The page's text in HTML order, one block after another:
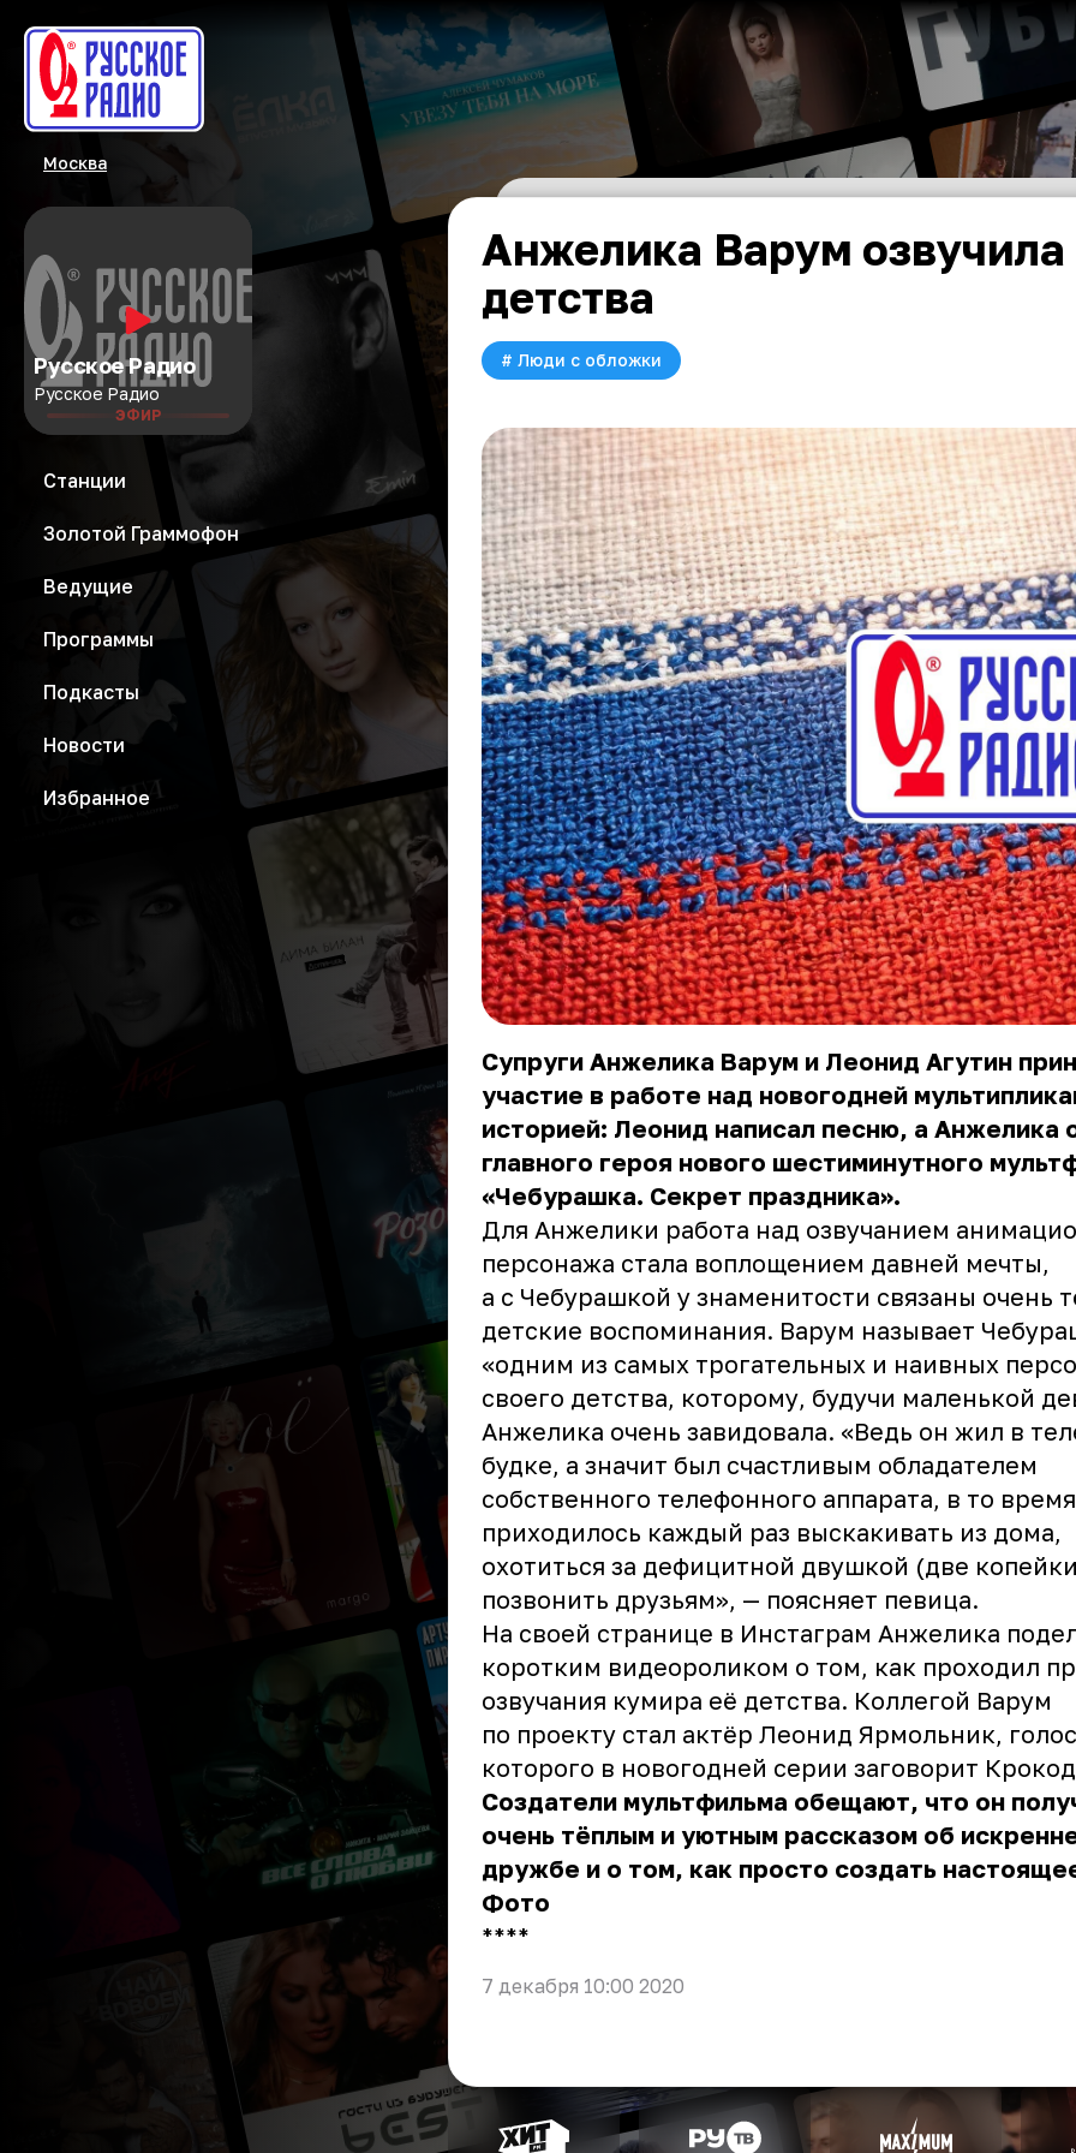
Москва
Русское Радио
Русское Радио
ЭФИР
Станции
Золотой Граммофон
Ведущие
Программы
Подкасты
Новости
Избранное
Анжелика Варум озвучила
детства
# Люди с обложки
Супруги Анжелика Варум и Леонид Агутин
участие в работе над новогодней
историей: Леонид написал песню, а Анжелика
главного героя нового шестиминутного
«Чебурашка. Секрет праздника».
Для Анжелики работа над озвучанием
персонажа стала воплощением давней мечты,
а с Чебурашкой у знаменитости связаны очень
детские воспоминания. Варум называет
«одним из самых трогательных и наивных
своего детства, которому, будучи маленькой
Анжелика очень завидовала. «Ведь он жил в
будке, а значит был счастливым обладателем
собственного телефонного аппарата, в то
приходилось каждый раз выскакивать из дома,
охотиться за дефицитной двушкой (две
позвонить друзьям», — поясняет певица.
На своей странице в Инстаграм Анжелика
коротким видеороликом о том, как проходил
озвучания кумира её детства. Коллегой Варум
по проекту стал актёр Леонид Ярмольник,
которого в новогодней серии заговорит
Создатели мультфильма обещают, что он
очень тёплым и уютным рассказом об
дружбе и о том, как просто создать
Фото
** **
7 декабря 10:00 2020